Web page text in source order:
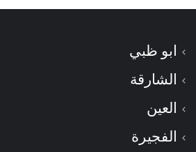
ابو ظبي
الشارقة
العين
الفجيرة